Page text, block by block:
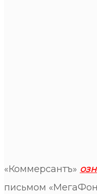
«Коммерсантъ»
письмом